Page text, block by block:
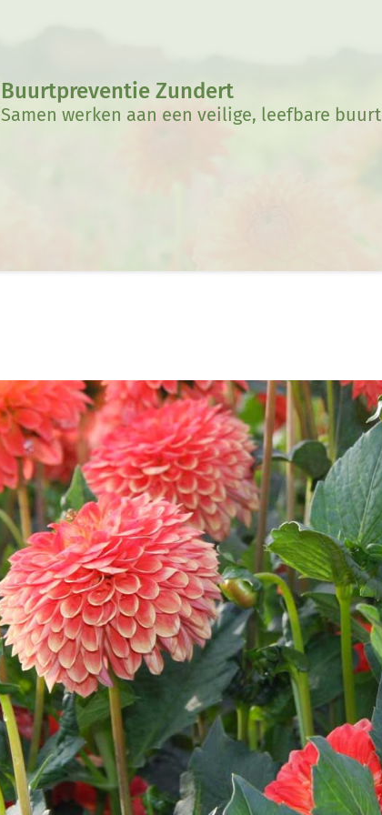
Buurtpreventie Zundert
Samen werken aan een veilige, leefbare buurt